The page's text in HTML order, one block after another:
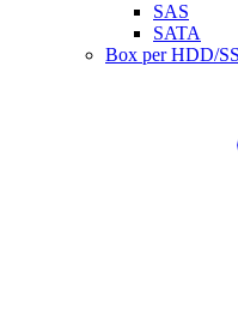
SAS
SATA
Box per HDD/